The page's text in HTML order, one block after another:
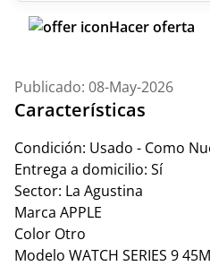
Hacer oferta
Publicado: 08-May-2026
Características
Condición: Usado - Como
Entrega a domicilio: Sí
Sector: La Agustina
Marca APPLE
Color Otro
Modelo WATCH SERIES 9